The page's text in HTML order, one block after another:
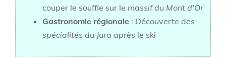
couper le souffle sur le massif du Mont d’Or
Gastronomie régionale : Découverte des
spécialités du Jura après le ski